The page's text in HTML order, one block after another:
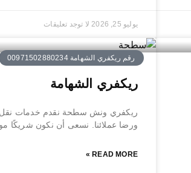
يوليو 25, 2026 لا توجد تعليقات
رقم ريكفري الشهامة 00971502880234
ريكفري الشهامة
ريكفري ونش سطحة نقدم خدمات نقل
ورضا عملائنا. نسعى أن نكون شريكًا
READ MORE »